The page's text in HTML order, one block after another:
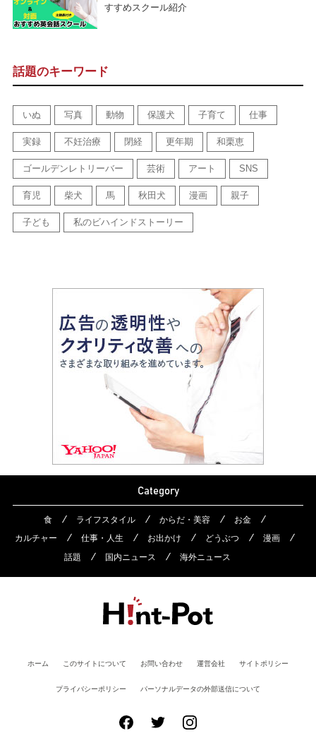
すすめスクール紹介
話題のキーワード
いぬ 写真 動物 保護犬 子育て 仕事
実録 不妊治療 閉経 更年期 和栗恵
ゴールデンレトリーバー 芸術 アート SNS
育児 柴犬 馬 秋田犬 漫画 親子
子ども 私のビハインドストーリー
Category
食 ライフスタイル からだ・美容
お金
カルチャー
仕事・人生 お出かけ どうぶつ
漫画
話題
国内ニュース 海外ニュース
ホーム このサイトについて お問い合わせ 運営会社 サイトポリシー
プライバシーポリシー パーソナルデータの外部送信について